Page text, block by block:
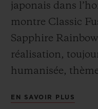
japonais dans
montre Classic
Sapphire
réalisation,
humanisée,
noir versla
EN SAVOIR PLUS